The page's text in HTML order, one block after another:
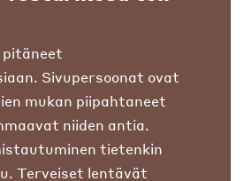
pitäneet
Sivupersoonat ovat
mukan piipahtaneet
niiden antia.
tietenkin
Terveiset lentävät